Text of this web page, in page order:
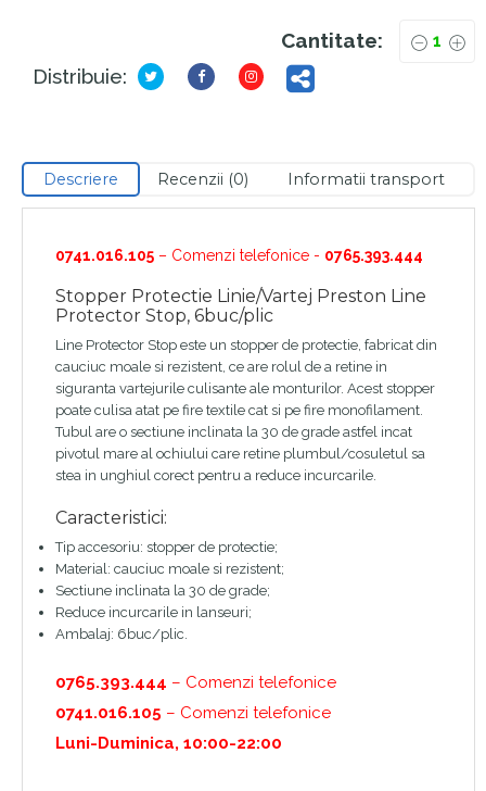
Cantitate:
Distribuie:
Descriere Recenzii (0) Informatii transport
0741.016.105 – Comenzi telefonice - 0765.393.444
Stopper Protectie Linie/Vartej Preston Line
Protector Stop, 6buc/plic
Line Protector Stop este un stopper de protectie, fabricat din
cauciuc moale si rezistent, ce are rolul de a retine in
siguranta vartejurile culisante ale monturilor. Acest stopper
poate culisa atat pe fire textile cat si pe fire monofilament.
Tubul are o sectiune inclinata la 30 de grade astfel incat
pivotul mare al ochiului care retine plumbul/cosuletul sa
stea in unghiul corect pentru a reduce incurcarile.
Caracteristici:
Tip accesoriu: stopper de protectie;
Material: cauciuc moale si rezistent;
Sectiune inclinata la 30 de grade;
Reduce incurcarile in lanseuri;
Ambalaj: 6buc/plic.
0765.393.444 – Comenzi telefonice
0741.016.105 – Comenzi telefonice
Luni-Duminica, 10:00-22:00